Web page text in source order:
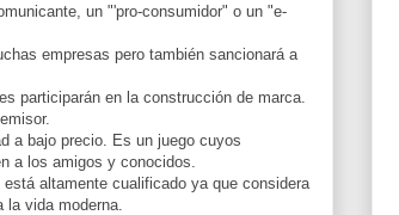
un "'pro-consumidor" o un "e-
empresas pero también sancionará a
participarán en la construcción de marca.
a bajo precio. Es un juego cuyos
a los amigos y conocidos.
altamente cualificado ya que considera
vida moderna.